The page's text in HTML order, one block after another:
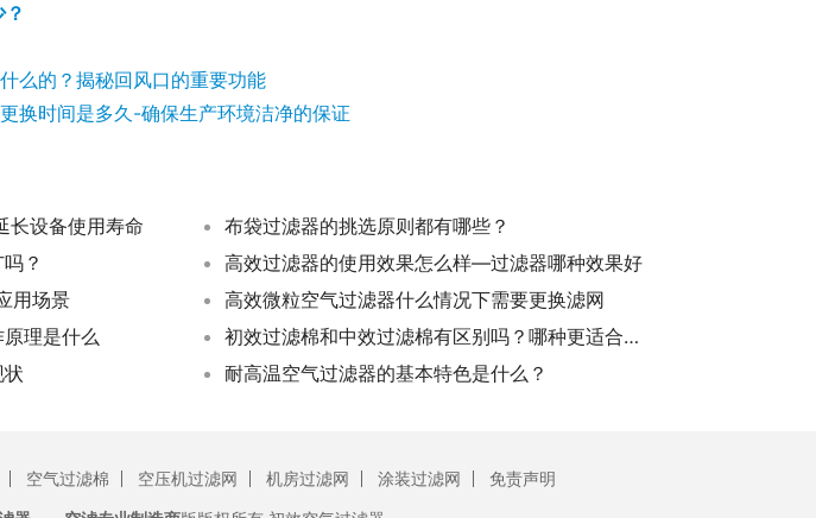
么的？揭秘回风口的重要功能
换时间是多久-确保生产环境洁净的保证
长设备使用寿命
布袋过滤器的挑选原则都有哪些？
？
高效过滤器的使用效果怎么样—过滤器哪种效果好
用场景
高效微粒空气过滤器什么情况下需要更换滤网
理是什么
初效过滤棉和中效过滤棉有区别吗？哪种更适合你的需求？
耐高温空气过滤器的基本特色是什么？
空气过滤棉 空压机过滤网 机房过滤网 涂装过滤网
免责声明